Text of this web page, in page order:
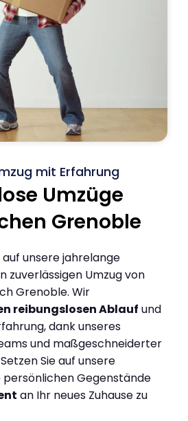
mit Erfahrung
Umzüge
Grenoble
auf unsere jahrelange
zuverlässigen Umzug von
Grenoble. Wir
reibungslosen Ablauf und
dank unseres
und maßgeschneiderter
Sie auf unsere
persönlichen Gegenstände
an Ihr neues Zuhause zu